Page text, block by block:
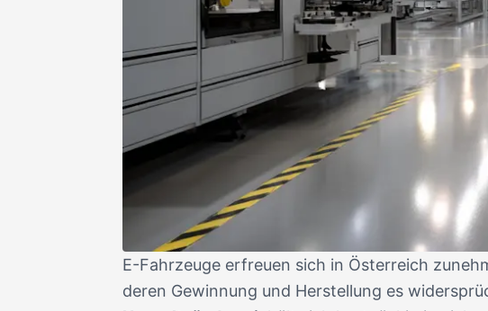
E-Fahrzeuge erfreuen sich in Österreich
deren Gewinnung und Herstellung es